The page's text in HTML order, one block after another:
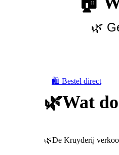
🌿
🛍️ Bestel direct
🌿Wat
🌿De Kruyderij